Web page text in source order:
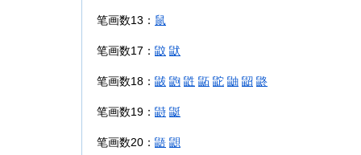
笔画数13： 鼠
笔画数17： 鼤 鼣
笔画数18： 鼥 鼩 鼪 鼫 鼧 鼬 鼦 鼨
笔画数19： 鼭 鼮
笔画数20： 鼯 鼰